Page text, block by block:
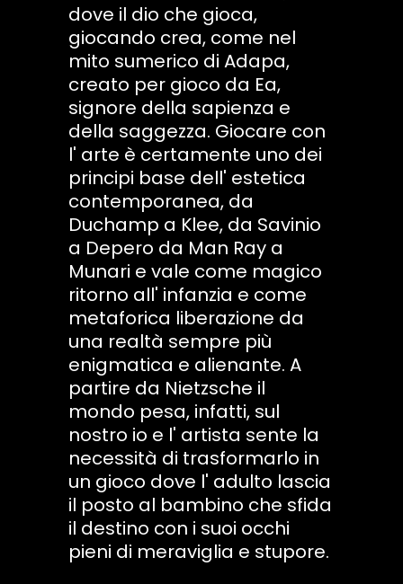
dove il dio che gioca,
giocando crea, come nel
mito sumerico di Adapa,
creato per gioco da Ea,
signore della sapienza e
della saggezza. Giocare con
l' arte è certamente uno dei
principi base dell' estetica
contemporanea, da
Duchamp a Klee, da Savinio
a Depero da Man Ray a
Munari e vale come magico
ritorno all' infanzia e come
metaforica liberazione da
una realtà sempre più
enigmatica e alienante. A
partire da Nietzsche il
mondo pesa, infatti, sul
nostro io e l' artista sente la
necessità di trasformarlo in
un gioco dove l' adulto lascia
il posto al bambino che sfida
il destino con i suoi occhi
pieni di meraviglia e stupore.